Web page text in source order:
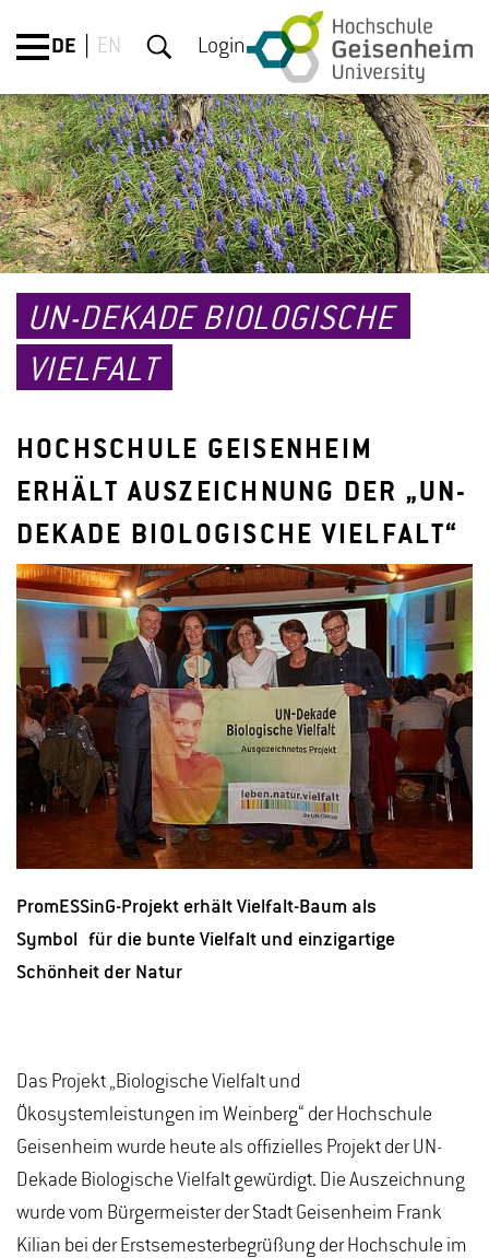
DE EN Login
UN-DEKADE BIOLOGISCHE
VIELFALT
HOCHSCHULE GEISENHEIM
ERHÄLT AUSZEICHNUNG DER „UN-
DEKADE BIOLOGISCHE VIELFALT“
PromESSinG-Projekt erhält Vielfalt-Baum als
Symbol für die bunte Vielfalt und einzigartige
Schönheit der Natur
Das Projekt „Biologische Vielfalt und
Ökosystemleistungen im Weinberg“ der Hochschule
Geisenheim wurde heute als offizielles Projekt der UN-
Dekade Biologische Vielfalt gewürdigt. Die Auszeichnung
wurde vom Bürgermeister der Stadt Geisenheim Frank
Kilian bei der Erstsemesterbegrüßung der Hochschule im